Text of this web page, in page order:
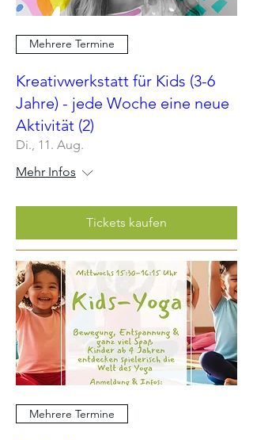
Mehrere Termine
Kreativwerkstatt für Kids (3-6
Jahre) - jede Woche eine neue
Aktivität (2)
Di., 11. Aug.
Mehr Infos
Tickets kaufen
Mehrere Termine